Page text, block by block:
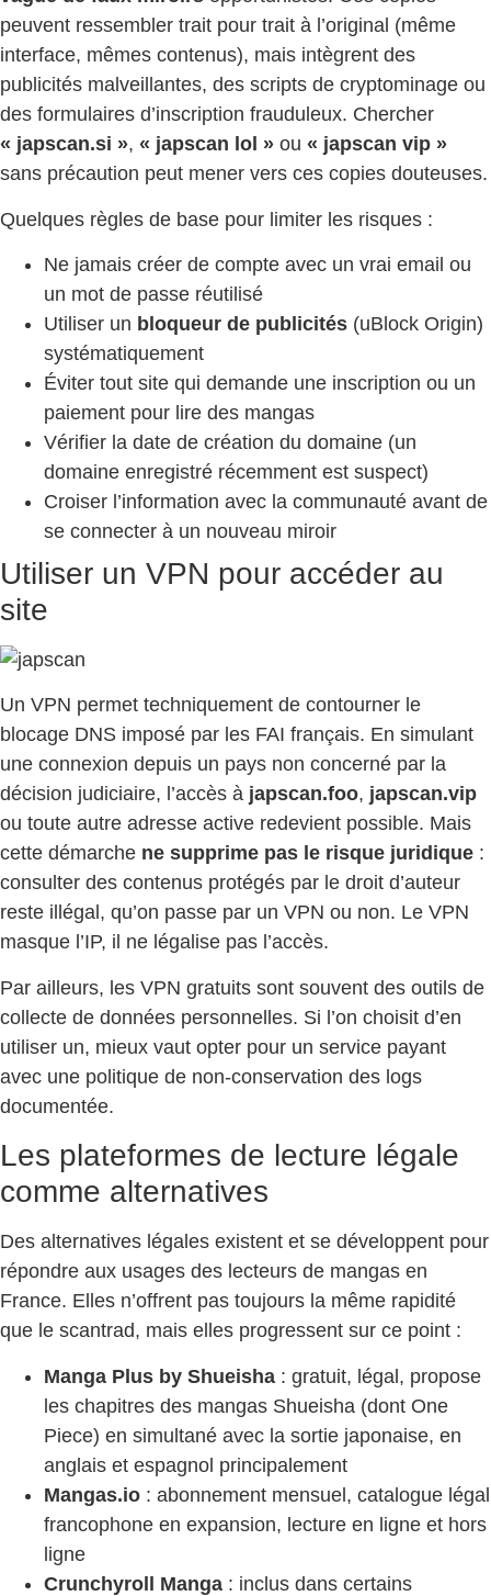
peuvent ressembler trait pour trait à l’original (même
interface, mêmes contenus), mais intègrent des
publicités malveillantes, des scripts de cryptominage ou
des formulaires d’inscription frauduleux. Chercher
« japscan.si », « japscan lol » ou « japscan vip »
sans précaution peut mener vers ces copies douteuses.
Quelques règles de base pour limiter les risques :
Ne jamais créer de compte avec un vrai email ou
un mot de passe réutilisé
Utiliser un bloqueur de publicités (uBlock Origin)
systématiquement
Éviter tout site qui demande une inscription ou un
paiement pour lire des mangas
Vérifier la date de création du domaine (un
domaine enregistré récemment est suspect)
Croiser l’information avec la communauté avant de
se connecter à un nouveau miroir
Utiliser un VPN pour accéder au
site
Un VPN permet techniquement de contourner le
blocage DNS imposé par les FAI français. En simulant
une connexion depuis un pays non concerné par la
décision judiciaire, l’accès à japscan.foo, japscan.vip
ou toute autre adresse active redevient possible. Mais
cette démarche ne supprime pas le risque juridique :
consulter des contenus protégés par le droit d’auteur
reste illégal, qu’on passe par un VPN ou non. Le VPN
masque l’IP, il ne légalise pas l’accès.
Par ailleurs, les VPN gratuits sont souvent des outils de
collecte de données personnelles. Si l’on choisit d’en
utiliser un, mieux vaut opter pour un service payant
avec une politique de non-conservation des logs
documentée.
Les plateformes de lecture légale
comme alternatives
Des alternatives légales existent et se développent pour
répondre aux usages des lecteurs de mangas en
France. Elles n’offrent pas toujours la même rapidité
que le scantrad, mais elles progressent sur ce point :
Manga Plus by Shueisha : gratuit, légal, propose
les chapitres des mangas Shueisha (dont One
Piece) en simultané avec la sortie japonaise, en
anglais et espagnol principalement
Mangas.io : abonnement mensuel, catalogue légal
francophone en expansion, lecture en ligne et hors
ligne
Crunchyroll Manga : inclus dans certains